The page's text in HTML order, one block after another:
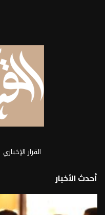
القرار الإخباري
أحدث الأخبار